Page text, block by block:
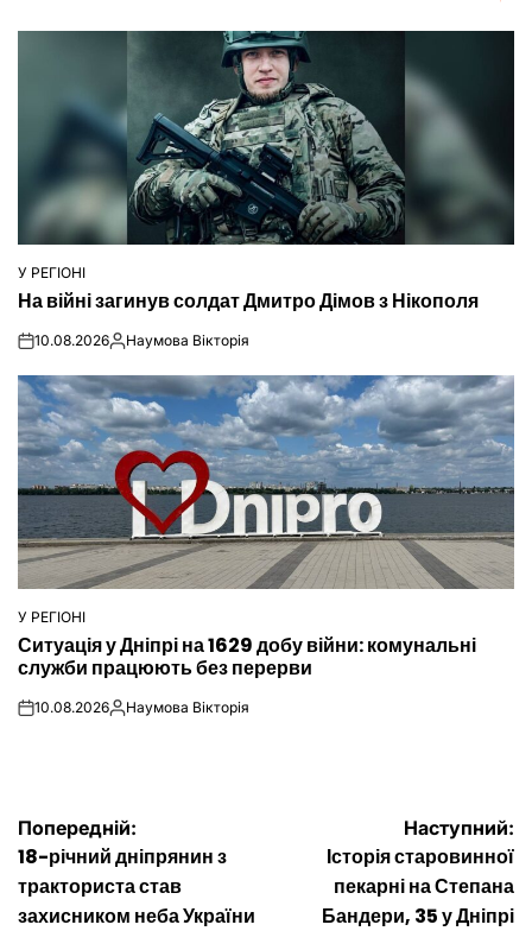
ОПУБЛІКУВАТИ
У
У РЕГІОНІ
На війні загинув солдат Дмитро Дімов з Нікополя
on10.08.2026Опубліковано
Наумова Вікторія
ОПУБЛІКУВАТИ
У
У РЕГІОНІ
Ситуація у Дніпрі на 1629 добу війни: комунальні
служби працюють без перерви
on10.08.2026Опубліковано
Наумова Вікторія
Навігація
записів
Попередній:
18-річний дніпрянин з
тракториста став
захисником неба України
Наступний:
Історія старовинної
пекарні на Степана
Бандери, 35 у Дніпрі